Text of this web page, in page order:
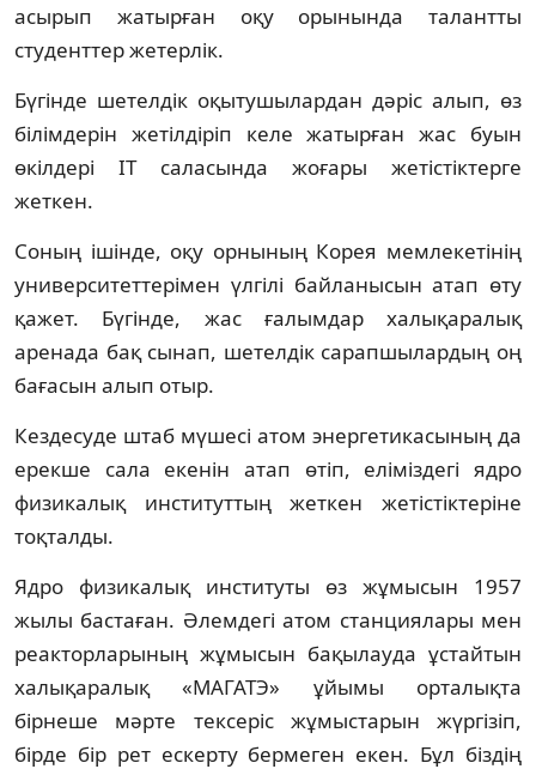
асырып жатырған оқу орынында талантты
студенттер жетерлік.
Бүгінде шетелдік оқытушылардан дәріс алып, өз
білімдерін жетілдіріп келе жатырған жас буын
өкілдері ІТ саласында жоғары жетістіктерге
жеткен.
Соның ішінде, оқу орнының Корея мемлекетінің
университеттерімен үлгілі байланысын атап өту
қажет. Бүгінде, жас ғалымдар халықаралық
аренада бақ сынап, шетелдік сарапшылардың оң
бағасын алып отыр.
Кездесуде штаб мүшесі атом энергетикасының да
ерекше сала екенін атап өтіп, еліміздегі ядро
физикалық институттың жеткен жетістіктеріне
тоқталды.
Ядро физикалық институты өз жұмысын 1957
жылы бастаған. Әлемдегі атом станциялары мен
реакторларының жұмысын бақылауда ұстайтын
халықаралық «МАГАТЭ» ұйымы орталықта
бірнеше мәрте тексеріс жұмыстарын жүргізіп,
бірде бір рет ескерту бермеген екен. Бұл біздің